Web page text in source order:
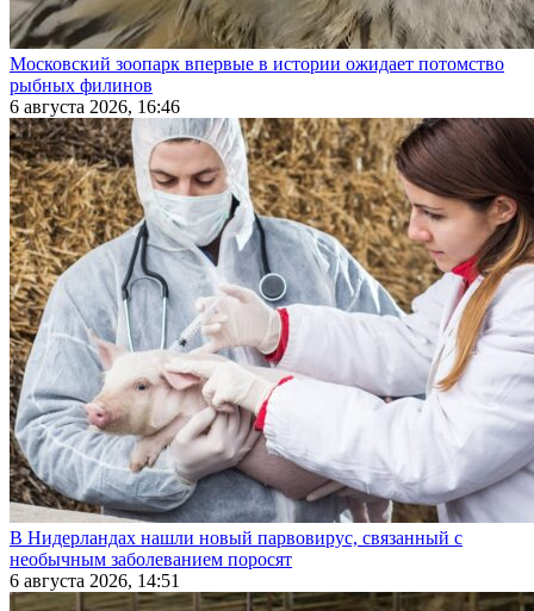
Московский зоопарк впервые в истории ожидает потомство
рыбных филинов
6 августа 2026, 16:46
В Нидерландах нашли новый парвовирус, связанный с
необычным заболеванием поросят
6 августа 2026, 14:51